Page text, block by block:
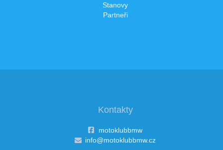
Stanovy
Partneři
Kontakty
motoklubbmw
info@motoklubbmw.cz